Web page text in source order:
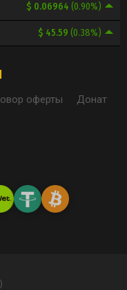
$ 0.06964 (0.90%)
$ 45.59 (0.38%)
оферты Донат